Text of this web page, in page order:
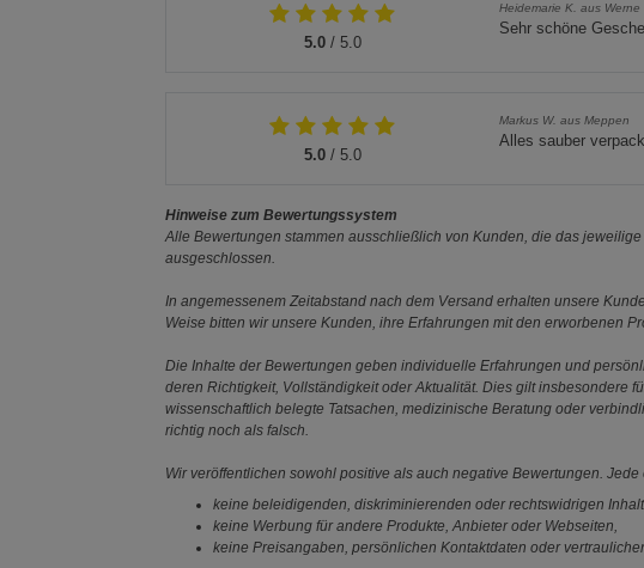
5.0/ 5.0
Heidemarie K. aus Werne
Sehr schöne
5.0/ 5.0
Markus W. aus Meppen
Alles sauber
Hinweise zum Bewertungssystem
Alle Bewertungen stammen ausschließlich von Kunden, die das
ausgeschlossen.
In angemessenem Zeitabstand nach dem Versand erhalten unsere
Weise bitten wir unsere Kunden, ihre Erfahrungen mit den erworbenen
Die Inhalte der Bewertungen geben individuelle Erfahrungen und
deren Richtigkeit, Vollständigkeit oder Aktualität. Dies gilt insbesondere
wissenschaftlich belegte Tatsachen, medizinische Beratung oder
richtig noch als falsch.
Wir veröffentlichen sowohl positive als auch negative Bewertungen.
keine beleidigenden, diskriminierenden oder rechtswidrigen
keine Werbung für andere Produkte, Anbieter oder Webseiten,
keine Preisangaben, persönlichen Kontaktdaten oder